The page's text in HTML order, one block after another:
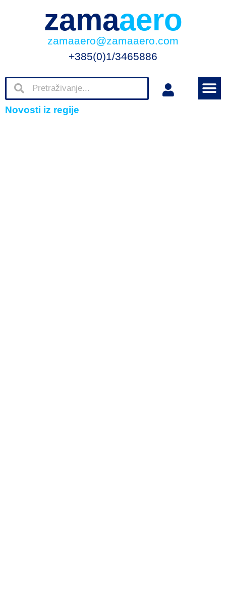
zamaaero
zamaaero@zamaaero.com
+385(0)1/3465886
Novosti iz regije